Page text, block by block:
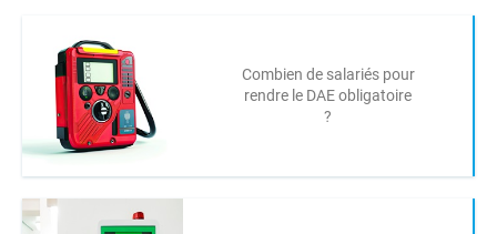
Combien de salariés pour
rendre le DAE obligatoire
?